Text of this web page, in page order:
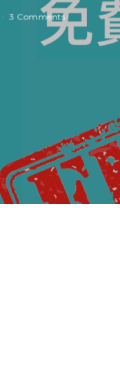
· 3 Comments